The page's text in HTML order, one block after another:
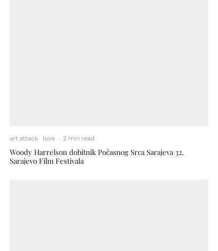
art attack love · 2 min read
Woody Harrelson dobitnik Počasnog Srca Sarajeva 32.
Sarajevo Film Festivala